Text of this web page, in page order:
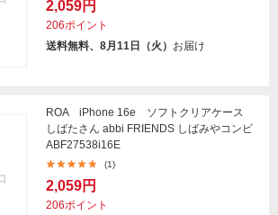
2,059円
206ポイント
送料無料、8月11日（火） お届け
ROA iPhone 16e ソフトクリアケース
しばたさん abbi FRIENDS しばみやコンビ
ABF27538i16E
(1)
2,059円
206ポイント